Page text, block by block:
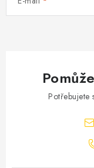
Potřebujete